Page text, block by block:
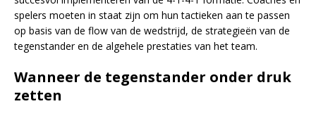
spelers moeten in staat zijn om hun tactieken aan te passen
op basis van de flow van de wedstrijd, de strategieën van de
tegenstander en de algehele prestaties van het team.
Wanneer de tegenstander onder druk
zetten